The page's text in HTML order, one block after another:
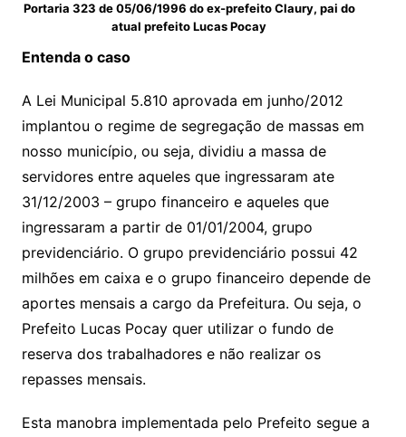
Portaria 323 de 05/06/1996 do ex-prefeito Claury, pai do
atual prefeito Lucas Pocay
Entenda o caso
A Lei Municipal 5.810 aprovada em junho/2012
implantou o regime de segregação de massas em
nosso município, ou seja, dividiu a massa de
servidores entre aqueles que ingressaram ate
31/12/2003 – grupo financeiro e aqueles que
ingressaram a partir de 01/01/2004, grupo
previdenciário. O grupo previdenciário possui 42
milhões em caixa e o grupo financeiro depende de
aportes mensais a cargo da Prefeitura. Ou seja, o
Prefeito Lucas Pocay quer utilizar o fundo de
reserva dos trabalhadores e não realizar os
repasses mensais.
Esta manobra implementada pelo Prefeito segue a